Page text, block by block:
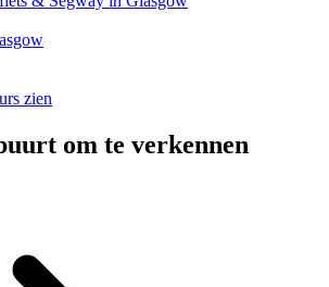
zien
om te verkennen